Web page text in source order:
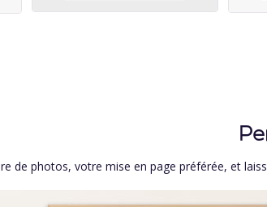
de photos, votre mise en page préférée, et